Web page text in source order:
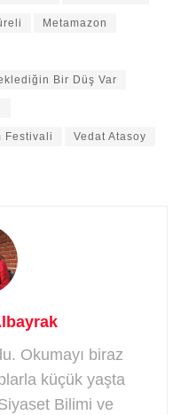
Metamazon
Bir Düş Var
Festivali Vedat Atasoy
Okumayı biraz
küçük yaşta
Bilimi ve